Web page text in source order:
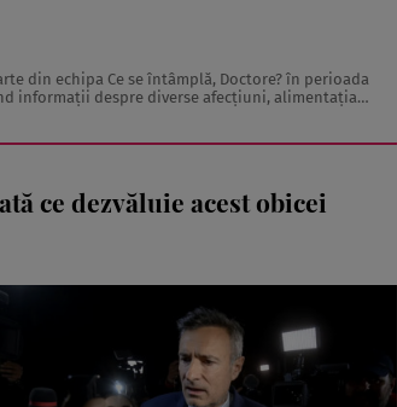
ce dezvăluie acest obicei